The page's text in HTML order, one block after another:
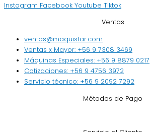
Instagram Facebook Youtube Tiktok
Ventas
ventas@maquistar.com
Ventas x Mayor: +56 9 7308 3469
Máquinas Especiales: +56 9 8879 0217
Cotizaciones: +56 9 4756 3972
Servicio técnico: +56 9 2092 7292
Métodos de Pago